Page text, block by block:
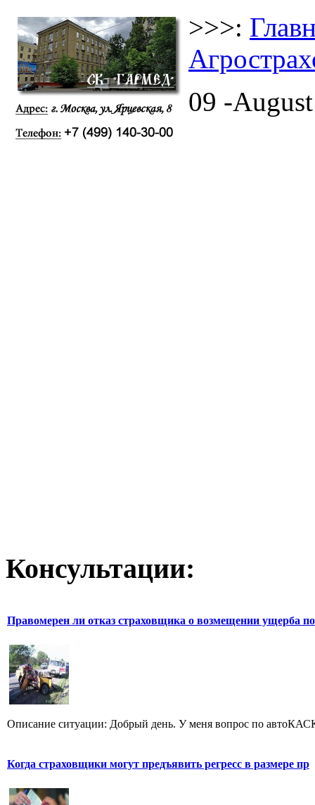
>>>:
09 -
Консультации:
Правомерен ли отказ страховщика о возмещении ущерба по
Описание ситуации: Добрый день. У меня вопрос по
Когда страховщики могут предъявить регресс в размере пр